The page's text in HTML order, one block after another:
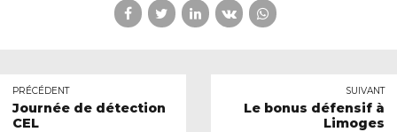
PRÉCÉDENT
Journée de détection
CEL
SUIVANT
Le bonus défensif à
Limoges